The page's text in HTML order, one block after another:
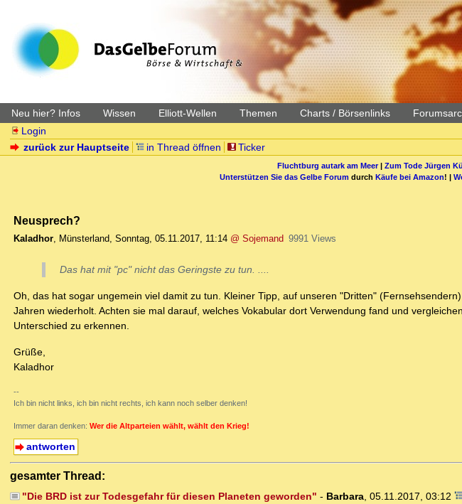
Neu hier? Infos Wissen Elliott-Wellen Themen Charts / Börsenlinks
Login
zurück zur Hauptseite
in Thread öffnen Ticker
Fluchtburg autark am Meer| Zum Tode Jürgen
Unterstützen Sie das Gelbe Forum durch Käufe bei Amazon! |
Neusprech?
Kaladhor, Münsterland, Sonntag, 05.11.2017, 11:14 @ Sojemand 9991 Views
Das hat mit "pc" nicht das Geringste zu tun. ....
Oh, das hat sogar ungemein viel damit zu tun. Kleiner Tipp, auf unseren "Dritten"
Jahren wiederholt. Achten sie mal darauf, welches Vokabular dort Verwendung fand und
Unterschied zu erkennen.
Grüße,
Kaladhor
--
Ich bin nicht links, ich bin nicht rechts, ich kann noch selber denken!
Immer daran denken: Wer die Altparteien wählt, wählt den Krieg!
antworten
gesamter Thread:
"Die BRD ist zur Todesgefahr für diesen Planeten geworden" - Barbara, 05.11.2017, 03:12